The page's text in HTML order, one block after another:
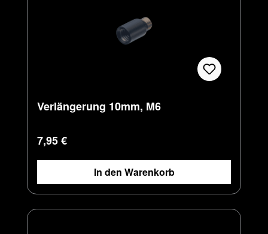
Verlängerung 10mm, M6
Regulärer Preis:
7,95 €
In den Warenkorb